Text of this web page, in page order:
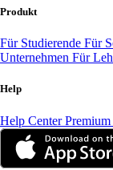
Produkt
Für Studierende Für
Unternehmen Für
Help
Help Center